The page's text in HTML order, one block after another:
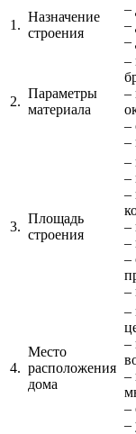
1.
Назначение
строения
–
–
–
2.
Параметры
материала
–
–
–
–
3.
Площадь
строения
–
–
–
–
–
–
–
4.
Место
расположения
дома
–
–
–
–
–